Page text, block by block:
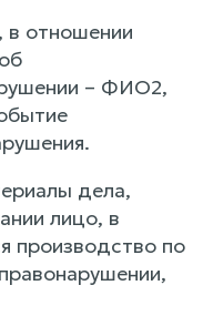
в отношении
– ФИО2,
дела,
лицо, в
производство по